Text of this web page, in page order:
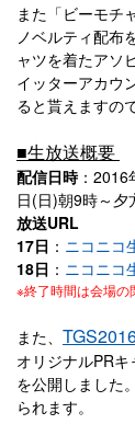
また「ビーモチ
ノベルティ配布
ャツを着たアソ
イッターアカウ
ると貰えますの
■生放送概要
配信日時：2016
日(日)朝9時～夕
放送URL
17日 ： ニコニコ
18日 ： ニコニコ
※終了時間は会場の
また、
オリジナルPR
を公開しました
られます。